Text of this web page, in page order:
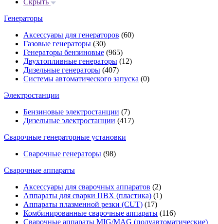
Скрыть
Генераторы
Аксессуары для генераторов (60)
Газовые генераторы (30)
Генераторы бензиновые (965)
Двухтопливные генераторы (12)
Дизельные генераторы (407)
Системы автоматического запуска (0)
Электростанции
Бензиновые электростанции (7)
Дизельные электростанции (417)
Сварочные генераторные установки
Сварочные генераторы (98)
Сварочные аппараты
Аксессуары для сварочных аппаратов (2)
Аппараты для сварки ПВХ (пластика) (1)
Аппараты плазменной резки (CUT) (17)
Комбинированные сварочные аппараты (116)
Сварочные аппараты MIG/MAG (полуавтоматические)